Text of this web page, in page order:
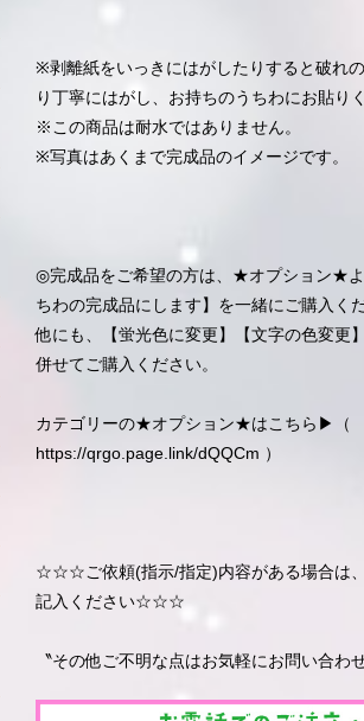
※剥離紙をいっきにはがしたりすると破れ
り丁寧にはがし、お持ちのうちわにお貼り
※この商品は耐水ではありません。
※写真はあくまで完成品のイメージです。
◎完成品をご希望の方は、★オプション★よ
ちわの完成品にします】を一緒にご購入くだ
他にも、【蛍光色に変更】【文字の色変更
併せてご購入ください。
カテゴリーの★オプション★はこちら▶︎（
https://qrgo.page.link/dQQCm ）
☆☆☆ご依頼(指示/指定)内容がある場合は
記入ください☆☆☆
〝その他ご不明な点はお気軽にお問い合わ